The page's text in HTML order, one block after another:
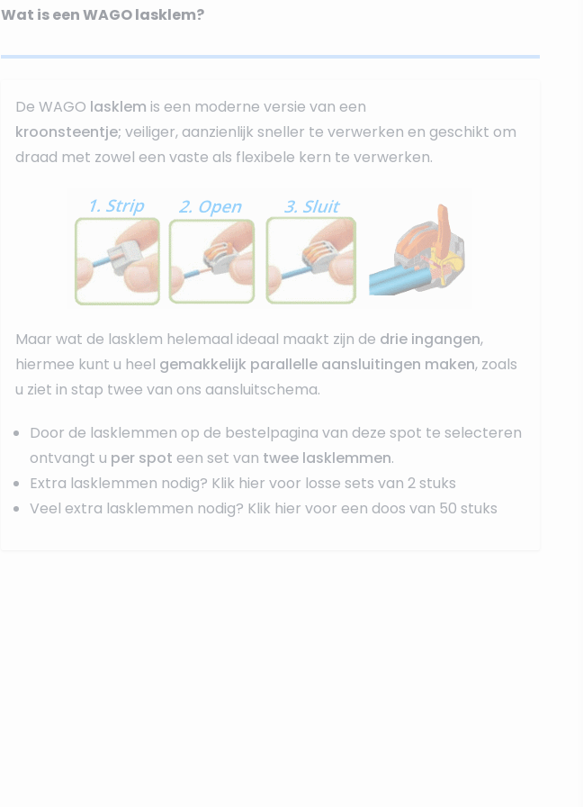
Wat is een WAGO lasklem?
De WAGO lasklem is een moderne versie van een
kroonsteentje; veiliger, aanzienlijk sneller te verwerken en geschikt om
draad met zowel een vaste als flexibele kern te verwerken.
Maar wat de lasklem helemaal ideaal maakt zijn de drie ingangen,
hiermee kunt u heel gemakkelijk parallelle aansluitingen maken, zoals
u ziet in stap twee van ons aansluitschema.
Door de lasklemmen op de bestelpagina van deze spot te selecteren
ontvangt u per spot een set van twee lasklemmen.
Extra lasklemmen nodig? Klik hier voor losse sets van 2 stuks
Veel extra lasklemmen nodig? Klik hier voor een doos van 50 stuks